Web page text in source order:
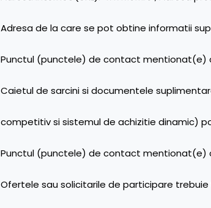
Adresa de la care se pot obtine informatii
Punctul (punctele) de contact mentionat(e)
Caietul de sarcini si documentele
competitiv si sistemul de achizitie dinamic)
Punctul (punctele) de contact mentionat(e)
Ofertele sau solicitarile de participare trebuie